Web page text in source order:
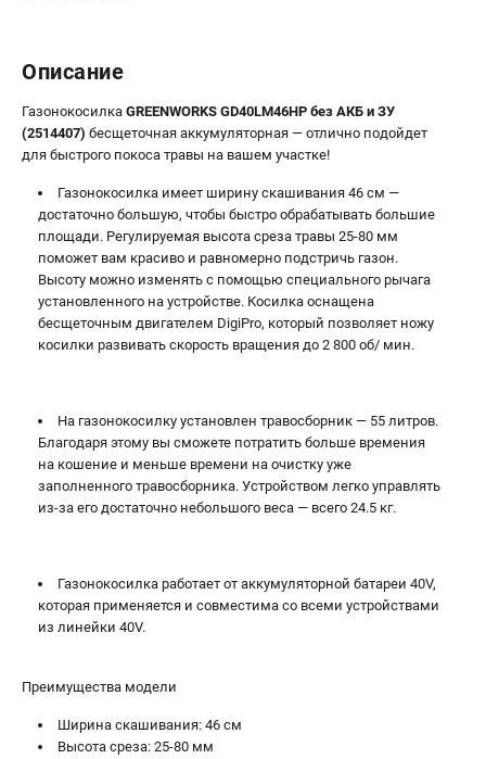
сб - с 10:00 до 16:00
вс - выходной
+7 (8112) 59-10-67
zakaz@gworks-market.ru
Описание
Газонокосилка GREENWORKS GD40LM46HP без АКБ и ЗУ
(2514407) бесщеточная аккумуляторная — отлично подойдет
для быстрого покоса травы на вашем участке!
Газонокосилка имеет ширину скашивания 46 см —
достаточно большую, чтобы быстро обрабатывать большие
площади. Регулируемая высота среза травы 25-80 мм
поможет вам красиво и равномерно подстричь газон.
Высоту можно изменять с помощью специального рычага
установленного на устройстве. Косилка оснащена
бесщеточным двигателем DigiPro, который позволяет ножу
косилки развивать скорость вращения до 2 800 об/ мин.
На газонокосилку установлен травосборник — 55 литров.
Благодаря этому вы сможете потратить больше времения
на кошение и меньше времени на очистку уже
заполненного травосборника. Устройством легко управлять
из-за его достаточно небольшого веса — всего 24.5 кг.
Газонокосилка работает от аккумуляторной батареи 40V,
которая применяется и совместима со всеми устройствами
из линейки 40V.
Преимущества модели
Ширина скашивания: 46 см
Высота среза: 25-80 мм